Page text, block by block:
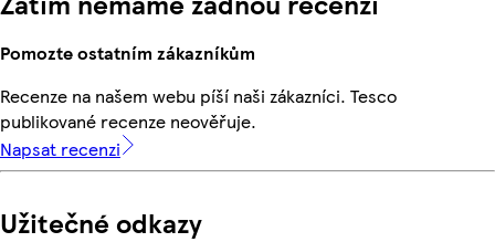
Pomozte ostatním zákazníkům
Recenze na našem webu píší naši zákazníci. Tesco
publikované recenze neověřuje.
Napsat recenzi
Užitečné odkazy